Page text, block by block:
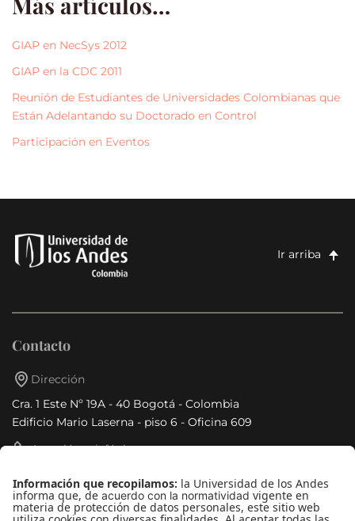
GIAP en NecSys 2012
GIAP en la CDC 2011
Reunión de Estudiantes de Universidades Colombianas que
Están Adelantando su Doctorado en Control
Participación en Eventos
Ir arriba
Contacto
Dirección
Cra. 1 Este Nº 19A - 40 Bogotá - Colombia
Edificio Mario Laserna - piso 6 - Oficina 609
Atención telefónica